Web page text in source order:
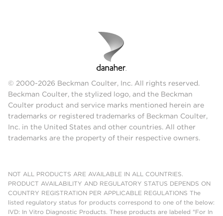
© 2000-2026 Beckman Coulter, Inc. All rights reserved.
Beckman Coulter, the stylized logo, and the Beckman
Coulter product and service marks mentioned herein are
trademarks or registered trademarks of Beckman Coulter,
Inc. in the United States and other countries. All other
trademarks are the property of their respective owners.
NOT ALL PRODUCTS ARE AVAILABLE IN ALL COUNTRIES.
PRODUCT AVAILABILITY AND REGULATORY STATUS DEPENDS ON
COUNTRY REGISTRATION PER APPLICABLE REGULATIONS The
listed regulatory status for products correspond to one of the below:
IVD: In Vitro Diagnostic Products. These products are labeled "For In